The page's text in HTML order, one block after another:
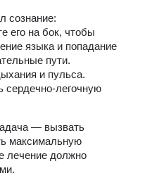
сознание:
его на бок, чтобы
языка и попадание
пути.
и пульса.
сердечно-легочную
— вызвать
максимальную
лечение должно